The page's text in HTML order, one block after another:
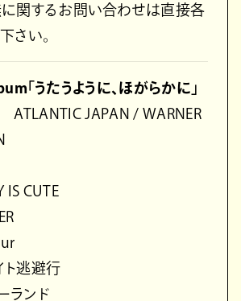
関するお問い合わせは直接各
さい。
「うたうように、ほがらかに」
JAPAN / WARNER
IS CUTE
ト逃避行
ランド